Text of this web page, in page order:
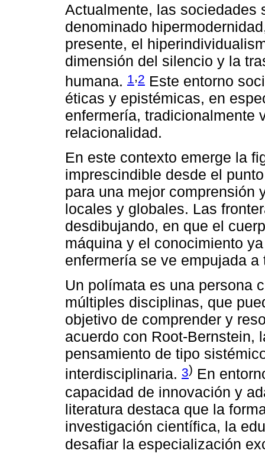
Actualmente, las sociedades
denominado
presente, el
dimensión del silencio y la
humana. 1,2 Este entorno
éticas y epistémicas, en
enfermería, tradicionalmente
relacionalidad.
En este contexto emerge la
imprescindible desde el
para una mejor comprensión
locales y globales. Las
desdibujando, en que el
máquina y el conocimiento
enfermería se ve empujada
Un polímata es una persona
múltiples disciplinas, que
objetivo de comprender y
acuerdo con Root-Bernstein,
pensamiento de tipo
interdisciplinaria. 3) En
capacidad de innovación y
literatura destaca que la
investigación científica, la
desafiar la especialización